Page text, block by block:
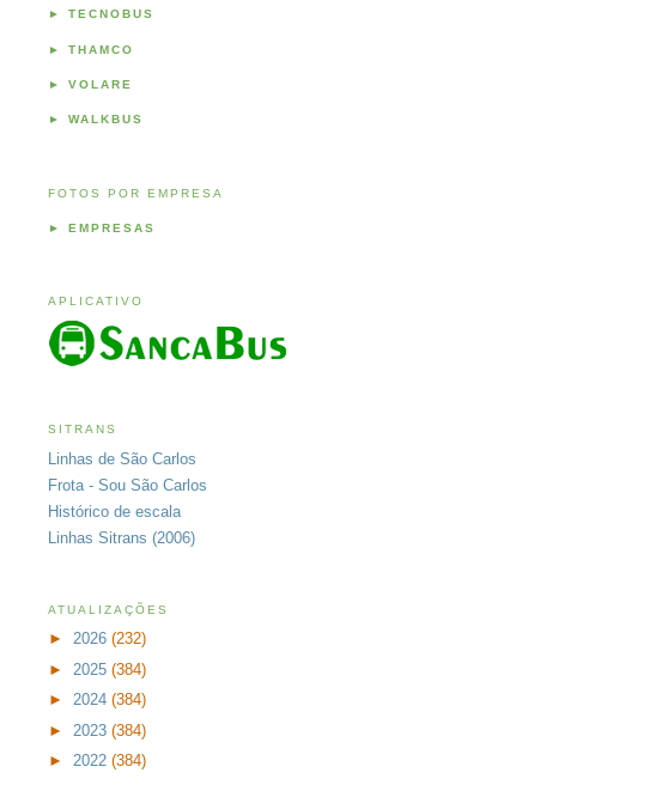
► TECNOBUS
► THAMCO
► VOLARE
► WALKBUS
FOTOS POR EMPRESA
► EMPRESAS
APLICATIVO
SITRANS
Linhas de São Carlos
Frota - Sou São Carlos
Histórico de escala
Linhas Sitrans (2006)
ATUALIZAÇÕES
► 2026 (232)
► 2025 (384)
► 2024 (384)
► 2023 (384)
► 2022 (384)